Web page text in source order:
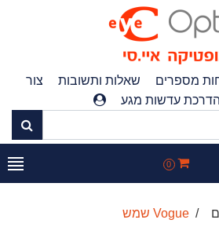
מספרים שאלות ותשובות
צור
הדרכת עדשות מגע
0
Vogue שמש